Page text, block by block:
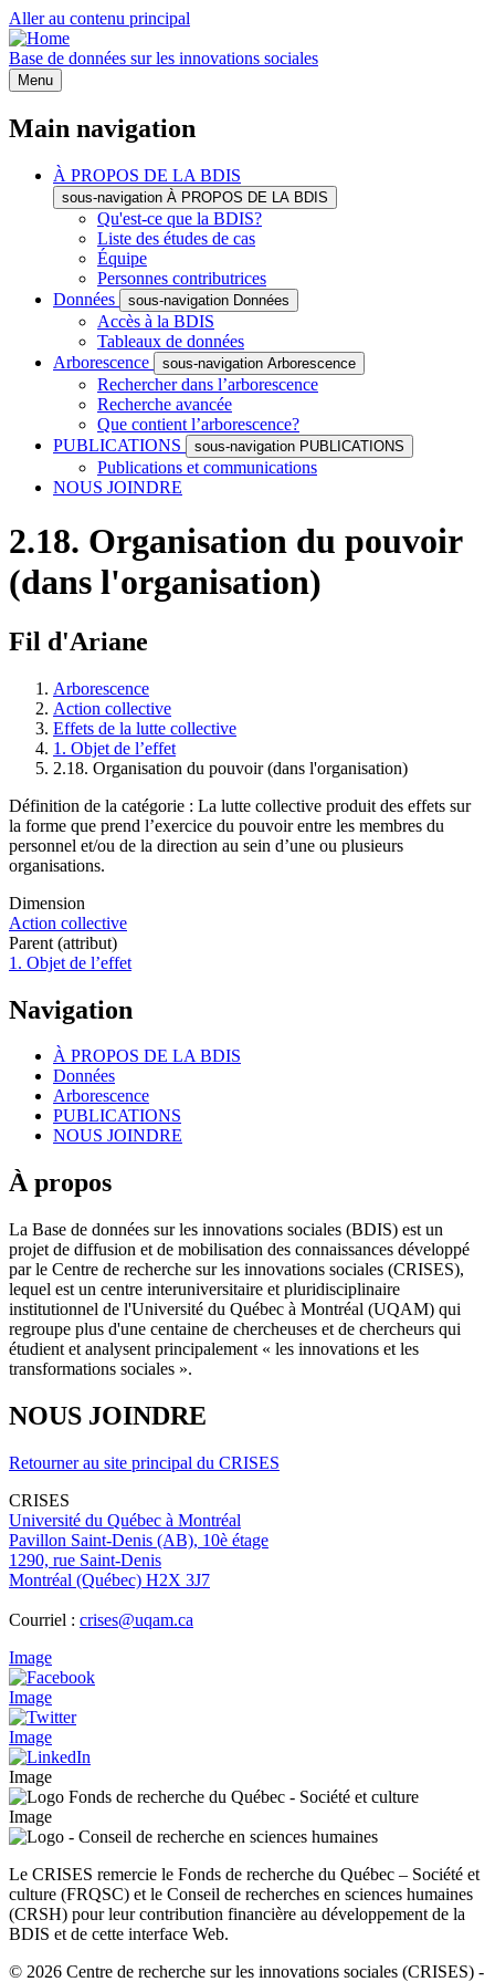
Aller au contenu principal
Base de données sur les innovations sociales
Menu
Main navigation
À PROPOS DE LA BDIS
sous-navigation À PROPOS DE LA BDIS
Qu'est-ce que la BDIS?
Liste des études de cas
Équipe
Personnes contributrices
Données
sous-navigation Données
Accès à la BDIS
Tableaux de données
Arborescence
sous-navigation Arborescence
Rechercher dans l’arborescence
Recherche avancée
Que contient l’arborescence?
PUBLICATIONS
sous-navigation PUBLICATIONS
Publications et communications
NOUS JOINDRE
2.18. Organisation du pouvoir
(dans l'organisation)
Fil d'Ariane
Arborescence
Action collective
Effets de la lutte collective
1. Objet de l’effet
2.18. Organisation du pouvoir (dans l'organisation)
Définition de la catégorie : La lutte collective produit des effets sur
la forme que prend l’exercice du pouvoir entre les membres du
personnel et/ou de la direction au sein d’une ou plusieurs
organisations.
Dimension
Action collective
Parent (attribut)
1. Objet de l’effet
Navigation
À PROPOS DE LA BDIS
Données
Arborescence
PUBLICATIONS
NOUS JOINDRE
À propos
La Base de données sur les innovations sociales (BDIS) est un
projet de diffusion et de mobilisation des connaissances développé
par le Centre de recherche sur les innovations sociales (CRISES),
lequel est un centre interuniversitaire et pluridisciplinaire
institutionnel de l'Université du Québec à Montréal (UQAM) qui
regroupe plus d'une centaine de chercheuses et de chercheurs qui
étudient et analysent principalement « les innovations et les
transformations sociales ».
NOUS JOINDRE
Retourner au site principal du CRISES
CRISES
Université du Québec à Montréal
Pavillon Saint-Denis (AB), 10è étage
1290, rue Saint-Denis
Montréal (Québec) H2X 3J7
Courriel : crises@uqam.ca
Image
Image
Image
Image
Image
Le CRISES remercie le Fonds de recherche du Québec – Société et
culture (FRQSC) et le Conseil de recherches en sciences humaines
(CRSH) pour leur contribution financière au développement de la
BDIS et de cette interface Web.
© 2026 Centre de recherche sur les innovations sociales (CRISES) -